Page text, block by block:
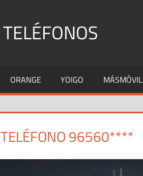
ORANGE YOIGO MÁSMÓVIL
TELÉFONO 96560****